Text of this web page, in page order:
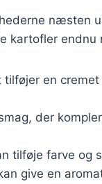
næsten
kartofler endnu
en
der
tilføje farve og
give en